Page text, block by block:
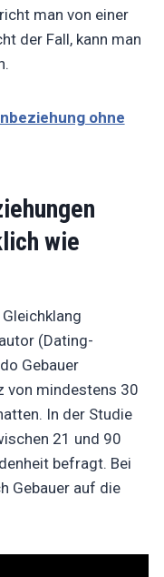
man von einer
der Fall, kann man
ohne
wie
(Dating-
Gebauer
von mindestens 30
In der Studie
21 und 90
befragt. Bei
Gebauer auf die